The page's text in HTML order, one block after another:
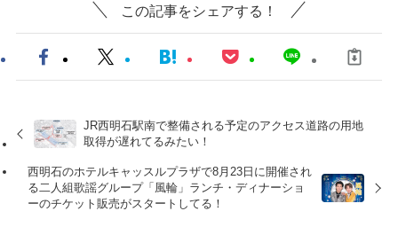
この記事をシェアする！
JR西明石駅南で整備される予定のアクセス道路の用地
取得が遅れてるみたい！
西明石のホテルキャッスルプラザで8月23日に開催され
る二人組歌謡グループ「風輪」ランチ・ディナーショ
ーのチケット販売がスタートしてる！